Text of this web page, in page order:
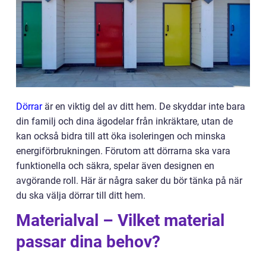
Dörrarär en viktig del av ditt hem. De skyddar inte bara
din familj och dina ägodelar från inkräktare, utan de
kan också bidra till att öka isoleringen och minska
energiförbrukningen. Förutom att dörrarna ska vara
funktionella och säkra, spelar även designen en
avgörande roll. Här är några saker du bör tänka på när
du ska välja dörrar till ditt hem.
Materialval – Vilket material
passar dina behov?